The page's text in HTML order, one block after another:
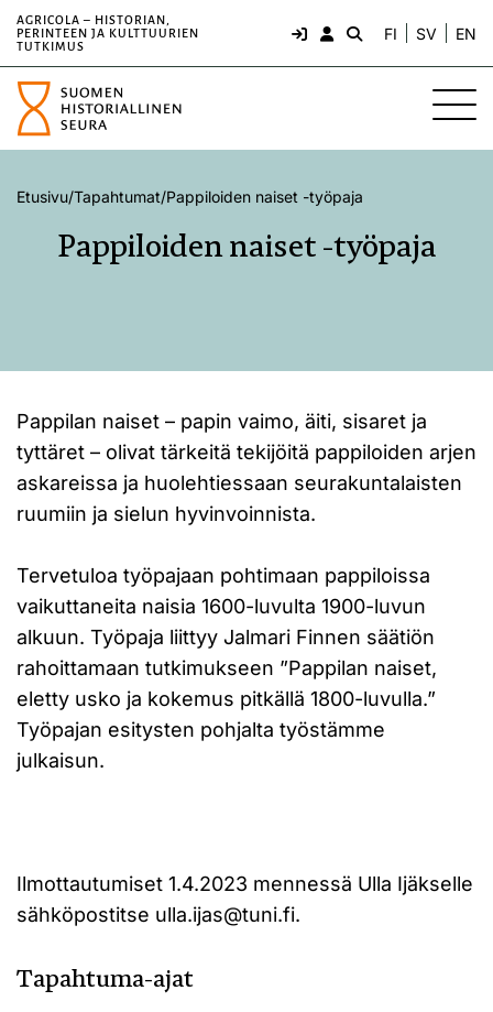
AGRICOLA – HISTORIAN,
PERINTEEN JA KULTTUURIEN
TUTKIMUS
FI SV EN
Etusivu/Tapahtumat/Pappiloiden naiset -työpaja
Pappiloiden naiset -työpaja
Pappilan naiset – papin vaimo, äiti, sisaret ja
tyttäret – olivat tärkeitä tekijöitä pappiloiden arjen
askareissa ja huolehtiessaan seurakuntalaisten
ruumiin ja sielun hyvinvoinnista.
Tervetuloa työpajaan pohtimaan pappiloissa
vaikuttaneita naisia 1600-luvulta 1900-luvun
alkuun. Työpaja liittyy Jalmari Finnen säätiön
rahoittamaan tutkimukseen ”Pappilan naiset,
eletty usko ja kokemus pitkällä 1800-luvulla.”
Työpajan esitysten pohjalta työstämme
julkaisun.
Ilmottautumiset 1.4.2023 mennessä Ulla Ijäkselle
sähköpostitse ulla.ijas@tuni.fi.
Tapahtuma-ajat